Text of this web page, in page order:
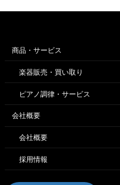
商品・サービス
楽器販売・買い取り
ピアノ調律・サービス
会社概要
会社概要
採用情報